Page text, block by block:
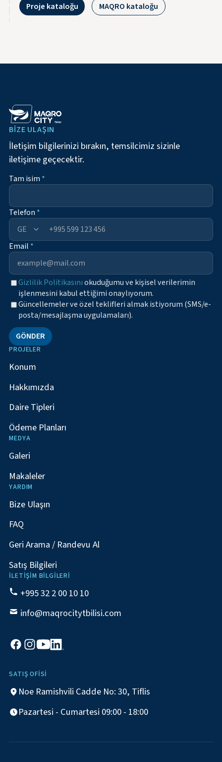
Proje kataloğu MAQRO kataloğu
BIZE ULAŞIN
İletişim bilgilerinizi bırakın, temsilcimiz sizinle
iletişime geçecektir.
Tam isim *
Telefon *
+995
Email *
Gizlilik Politikasınıokuduğumu ve kişisel verilerimin
işlenmesini kabul ettiğimi onaylıyorum.
Güncellemeler ve özel teklifleri almak istiyorum (SMS/e-
posta/mesajlaşma uygulamaları).
GÖNDER
PROJELER
Konum
Hakkımızda
Daire Tipleri
Ödeme Planları
MEDYA
Galeri
Makaleler
YARDIM
Bize Ulaşın
FAQ
Geri Arama / Randevu Al
Satış Bilgileri
İLETIŞIM BILGILERI
+995 32 2 00 10 10
info@maqrocitytbilisi.com
SATIŞ OFISI
Noe Ramishvili Cadde No: 30, Tiflis
Pazartesi - Cumartesi 09:00 - 18:00